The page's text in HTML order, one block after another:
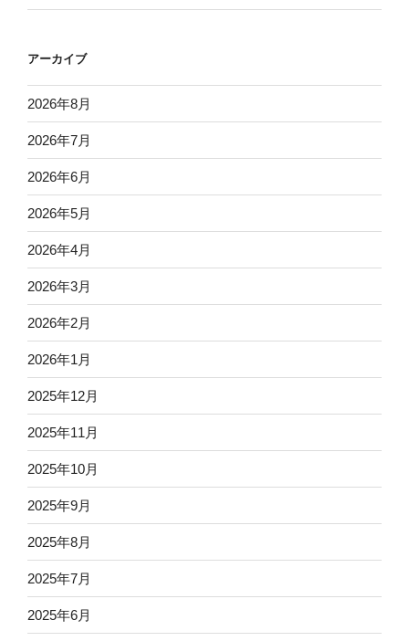
アーカイブ
2026年8月
2026年7月
2026年6月
2026年5月
2026年4月
2026年3月
2026年2月
2026年1月
2025年12月
2025年11月
2025年10月
2025年9月
2025年8月
2025年7月
2025年6月